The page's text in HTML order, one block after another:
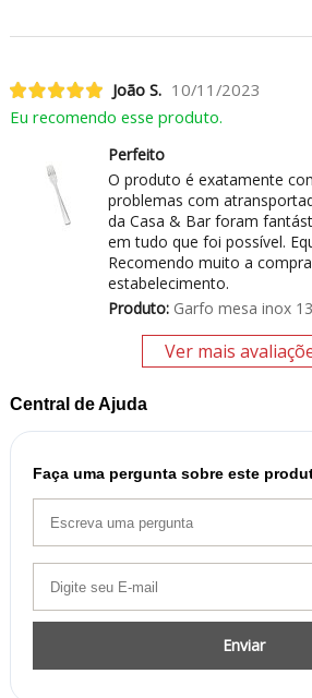
João S. 10/11/2023
Eu recomendo esse produto.
Perfeito
O produto é exatamente
problemas com
da Casa & Bar foram
em tudo que foi possível.
Recomendo muito a
estabelecimento.
Produto:Garfo mesa inox
Ver mais
Central de Ajuda
Faça uma pergunta sobre este
Enviar